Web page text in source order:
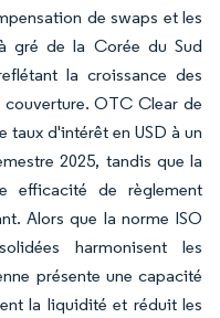
de swaps et les
gré de la Corée du Sud
la croissance des
OTC Clear de
taux d'intérêt en USD à un
2025, tandis que la
efficacité de règlement
Alors que la norme ISO
harmonisent les
présente une capacité
la liquidité et réduit les